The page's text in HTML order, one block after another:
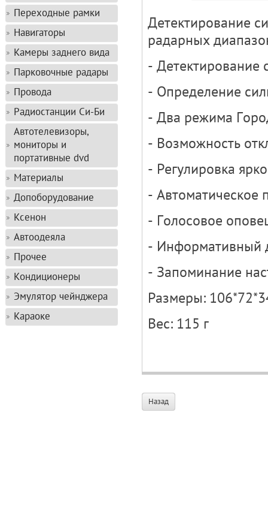
Детектирование
радарных
- Детектирование
- Определение
- Два режима
- Возможность
- Регулировка
- Автоматическое
- Голосовое
- Информативный
- Запоминание
Размеры:
Вес: 115 г
Назад
Переходные рамки
Навигаторы
Камеры заднего вида
Парковочные радары
Провода
Радиостанции Си-Би
Автотелевизоры,
мониторы и
портативные dvd
Материалы
Допоборудование
Ксенон
Автоодеяла
Прочее
Кондиционеры
Эмулятор чейнджера
Караоке